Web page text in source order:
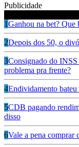
Publicidade
1Ganhou na bet? Que
2Depois dos 50, o
3Consignado do
problema pra frente?
4Endividamento
5CDB pagando
disso
6Vale a pena comprar